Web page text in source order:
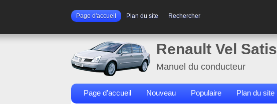
Page d'accueil Plan du site Rechercher
Renault Vel Satis
Manuel du conducteur
Page d'accueil Nouveau Populaire Plan du site